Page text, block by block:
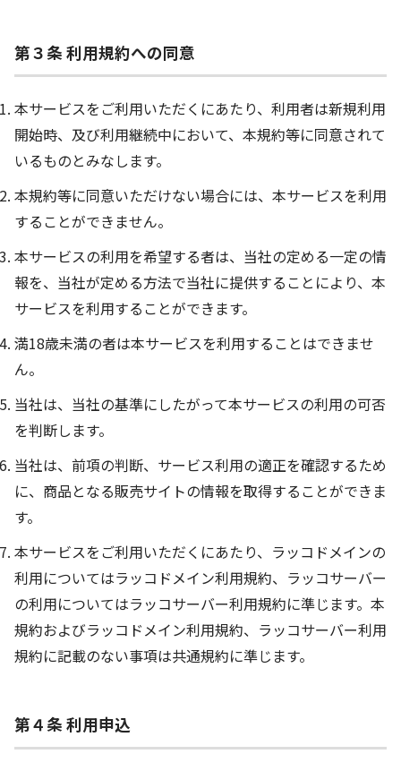
第３条 利用規約への同意
本サービスをご利用いただくにあたり、利用者は新規利用
開始時、及び利用継続中において、本規約等に同意されて
いるものとみなします。
本規約等に同意いただけない場合には、本サービスを利用
することができません。
本サービスの利用を希望する者は、当社の定める一定の情
報を、当社が定める方法で当社に提供することにより、本
サービスを利用することができます。
満18歳未満の者は本サービスを利用することはできませ
ん。
当社は、当社の基準にしたがって本サービスの利用の可否
を判断します。
当社は、前項の判断、サービス利用の適正を確認するため
に、商品となる販売サイトの情報を取得することができま
す。
本サービスをご利用いただくにあたり、ラッコドメインの
利用についてはラッコドメイン利用規約、ラッコサーバー
の利用についてはラッコサーバー利用規約に準じます。本
規約およびラッコドメイン利用規約、ラッコサーバー利用
規約に記載のない事項は共通規約に準じます。
第４条 利用申込